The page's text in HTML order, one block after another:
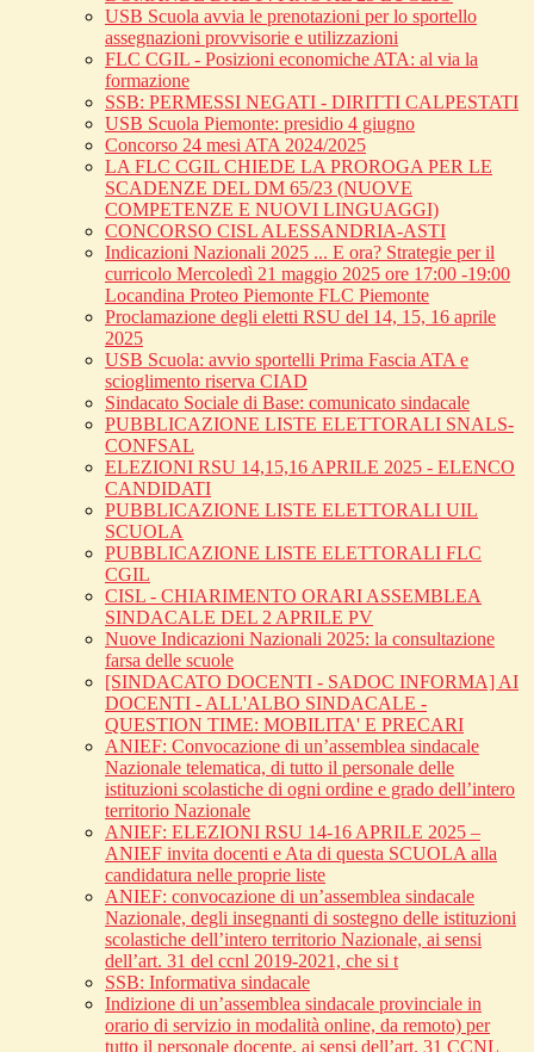
USB Scuola avvia le prenotazioni per lo sportello
assegnazioni provvisorie e utilizzazioni
FLC CGIL - Posizioni economiche ATA: al via la
formazione
SSB: PERMESSI NEGATI - DIRITTI CALPESTATI
USB Scuola Piemonte: presidio 4 giugno
Concorso 24 mesi ATA 2024/2025
LA FLC CGIL CHIEDE LA PROROGA PER LE
SCADENZE DEL DM 65/23 (NUOVE
COMPETENZE E NUOVI LINGUAGGI)
CONCORSO CISL ALESSANDRIA-ASTI
Indicazioni Nazionali 2025 ... E ora? Strategie per il
curricolo Mercoledì 21 maggio 2025 ore 17:00 -19:00
Locandina Proteo Piemonte FLC Piemonte
Proclamazione degli eletti RSU del 14, 15, 16 aprile
2025
USB Scuola: avvio sportelli Prima Fascia ATA e
scioglimento riserva CIAD
Sindacato Sociale di Base: comunicato sindacale
PUBBLICAZIONE LISTE ELETTORALI SNALS-
CONFSAL
ELEZIONI RSU 14,15,16 APRILE 2025 - ELENCO
CANDIDATI
PUBBLICAZIONE LISTE ELETTORALI UIL
SCUOLA
PUBBLICAZIONE LISTE ELETTORALI FLC
CGIL
CISL - CHIARIMENTO ORARI ASSEMBLEA
SINDACALE DEL 2 APRILE PV
Nuove Indicazioni Nazionali 2025: la consultazione
farsa delle scuole
[SINDACATO DOCENTI - SADOC INFORMA] AI
DOCENTI - ALL'ALBO SINDACALE -
QUESTION TIME: MOBILITA' E PRECARI
ANIEF: Convocazione di un’assemblea sindacale
Nazionale telematica, di tutto il personale delle
istituzioni scolastiche di ogni ordine e grado dell’intero
territorio Nazionale
ANIEF: ELEZIONI RSU 14-16 APRILE 2025 –
ANIEF invita docenti e Ata di questa SCUOLA alla
candidatura nelle proprie liste
ANIEF: convocazione di un’assemblea sindacale
Nazionale, degli insegnanti di sostegno delle istituzioni
scolastiche dell’intero territorio Nazionale, ai sensi
dell’art. 31 del ccnl 2019-2021, che si t
SSB: Informativa sindacale
Indizione di un’assemblea sindacale provinciale in
orario di servizio in modalità online, da remoto) per
tutto il personale docente, ai sensi dell’art. 31 CCNL